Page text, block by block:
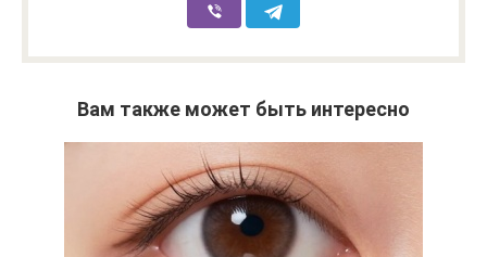
Вам также может быть интересно